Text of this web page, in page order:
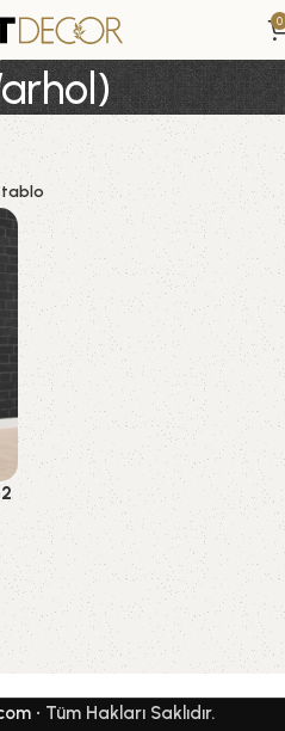
0
Kutuları
• Tüm Hakları Saklıdır.